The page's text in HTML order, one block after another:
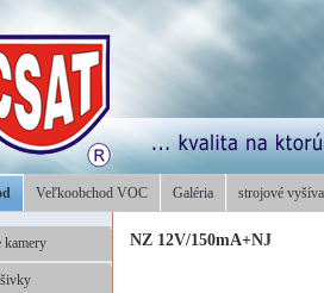
Veľkoobchod VOC Galéria strojové
kamery NZ 12V/150mA+NJ